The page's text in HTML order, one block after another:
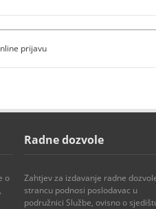
prijavu
o
Radne dozvole
Zahtjev za izdavanje radne
strancu podnosi poslodavac u
podružnici Službe, ovisno o